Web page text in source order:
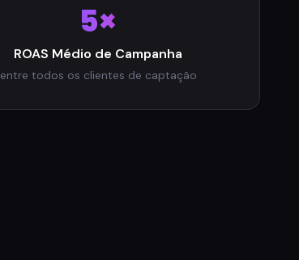
5×
ROAS Médio de Campanha
entre todos os clientes de captação